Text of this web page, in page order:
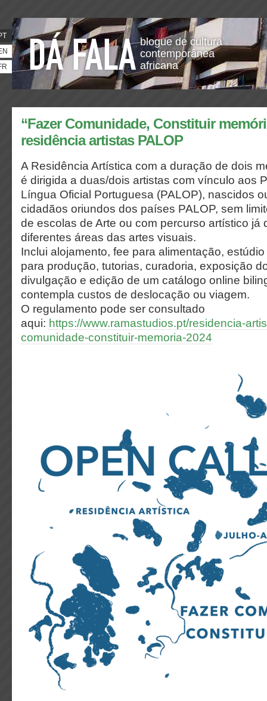
blogue de cultura
contemporânea
africana
“Fazer Comunidade, Constituir
residência artistas PALOP
A Residência Artística com a duração de dois
é dirigida a duas/dois artistas com vínculo aos
Língua Oficial Portuguesa (PALOP), nascidos
cidadãos oriundos dos países PALOP, sem
de escolas de Arte ou com percurso artístico já
diferentes áreas das artes visuais.
Inclui alojamento, fee para alimentação,
para produção, tutorias, curadoria, exposição
divulgação e edição de um catálogo online
contempla custos de deslocação ou viagem.
O regulamento pode ser consultado
aqui: https://www.ramastudios.pt/residencia-
comunidade-constituir-memoria-2024